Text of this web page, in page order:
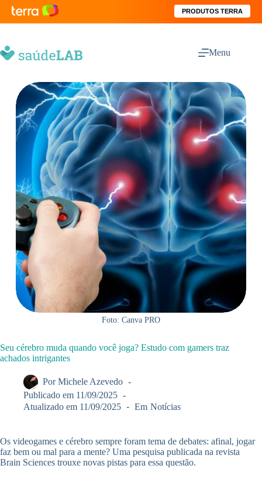
PRODUTOS TERRA
Menu
Foto: Canva PRO
Seu cérebro muda quando você joga? Estudo com gamers traz
achados intrigantes
Por Michele Azevedo
Publicado em 11/09/2025
Atualizado em 11/09/2025 Em Notícias
Os videogames e cérebro sempre foram tema de debates: afinal, jogar
faz bem ou mal para a mente? Uma pesquisa publicada na revista
Brain Sciences trouxe novas pistas para essa questão.